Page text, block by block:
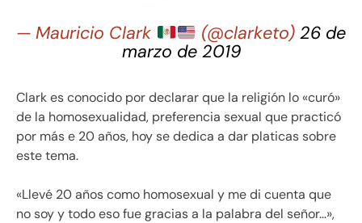
— Mauricio Clark (@clarketo) 26 de
marzo de 2019
Clark es conocido por declarar que la religión lo «curó»
de la homosexualidad, preferencia sexual que practicó
por más e 20 años, hoy se dedica a dar platicas sobre
este tema.
«Llevé 20 años como homosexual y me di cuenta que
no soy y todo eso fue gracias a la palabra del señor…»,